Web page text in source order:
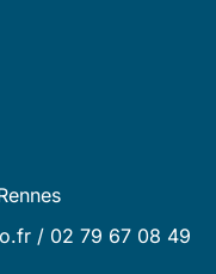
/ 02 79 67 08 49